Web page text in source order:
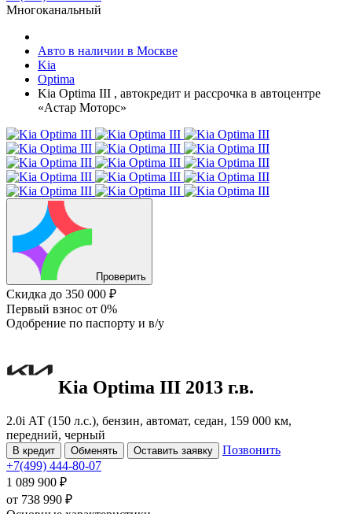
Многоканальный
Авто в наличии в Москве
Kia
Optima
Kia Optima III , автокредит и рассрочка в автоцентре
«Астар Моторс»
Проверить
Скидка до 350 000 ₽
Первый взнос от 0%
Одобрение по паспорту и в/у
Kia Optima III 2013 г.в.
2.0i АТ (150 л.с.), бензин, автомат, седан, 159 000 км,
передний, черный
В кредит Обменять Оставить заявку
Позвонить
+7(499) 444-80-07
1 089 900 ₽
от 738 990 ₽